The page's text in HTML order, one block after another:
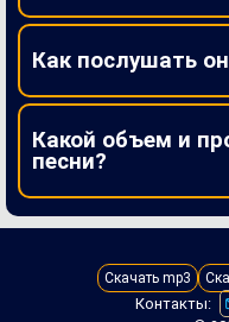
Как послушать
Какой объем и
песни?
Скачать mp3
Контакты: